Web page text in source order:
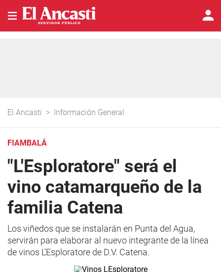
El Ancasti > Información General
FIAMBALÁ
"L'Esploratore" será el
vino catamarqueño de la
familia Catena
Los viñedos que se instalarán en Punta del Agua,
servirán para elaborar al nuevo integrante de la línea
de vinos L'Esploratore de D.V. Catena.